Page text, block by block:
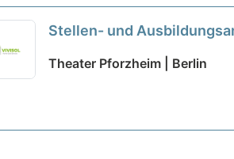
Stellen- und
Theater Pforzheim | Berlin